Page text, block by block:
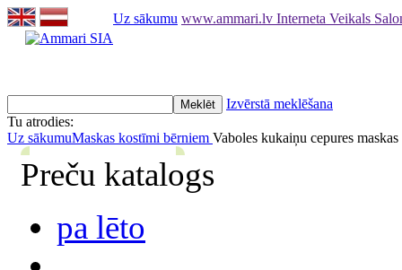
Uz sākumu www.ammari.lv Interneta Veikals
Izvērstā meklēšana
Tu atrodies:
Uz sākumuMaskas kostīmi bērniem Vaboles kukaiņu cepures
Preču katalogs
pa lēto